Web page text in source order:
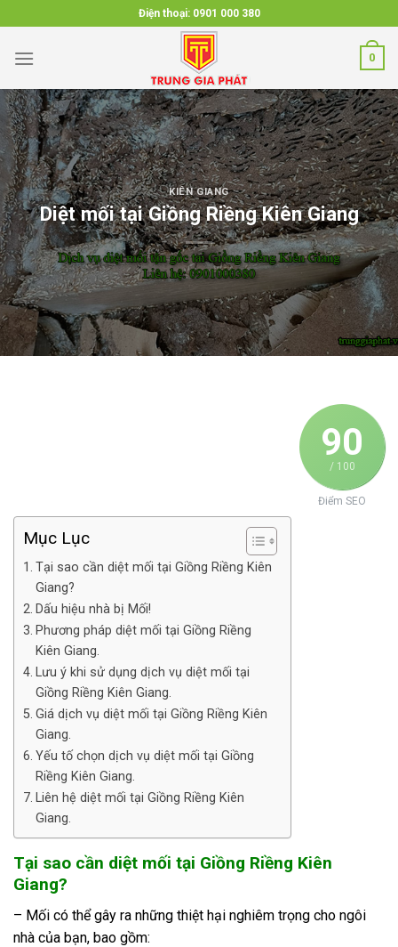
to
content
Điện thoại: 0901 000 380
0
KIÊN GIANG
Diệt mối tại Giồng Riềng Kiên Giang
90
/ 100
Điểm SEO
Mục Lục
Tại sao cần diệt mối tại Giồng Riềng Kiên
Giang?
Dấu hiệu nhà bị Mối!
Phương pháp diệt mối tại Giồng Riềng
Kiên Giang.
Lưu ý khi sử dụng dịch vụ diệt mối tại
Giồng Riềng Kiên Giang.
Giá dịch vụ diệt mối tại Giồng Riềng Kiên
Giang.
Yếu tố chọn dịch vụ diệt mối tại Giồng
Riềng Kiên Giang.
Liên hệ diệt mối tại Giồng Riềng Kiên
Giang.
Tại sao cần diệt mối tại Giồng Riềng Kiên
Giang?
– Mối có thể gây ra những thiệt hại nghiêm trọng cho ngôi
nhà của bạn, bao gồm: